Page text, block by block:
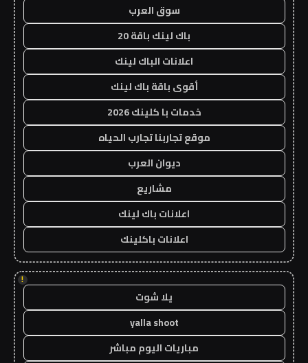
سوق العرب
باك لينك باقة 20
اعلانات الباك لينك
أقوى باقة باك لينك
خدمات با كلينك 2026
موقع تجاربنا تجارب الحياه
ديوان العرب
مشاريع
اعلانات باك لينك
اعلانات باكلينك
!
يلا شوت
yalla shoot
مباريات اليوم مباشر